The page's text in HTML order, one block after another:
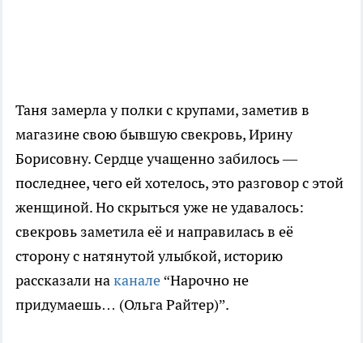
Таня замерла у полки с крупами, заметив в
магазине свою бывшую свекровь, Ирину
Борисовну. Сердце учащенно забилось —
последнее, чего ей хотелось, это разговор с этой
женщиной. Но скрыться уже не удавалось:
свекровь заметила её и направилась в её
сторону с натянутой улыбкой, историю
рассказали наканале“Нарочно не
придумаешь… (Ольга Райтер)”.